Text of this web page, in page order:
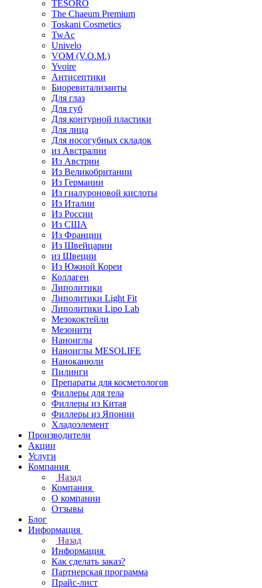
TESORO
The Chaeum Premium
Toskani Cosmetics
TwAc
Univelo
VOM (V.O.M.)
Yvoire
Антисептики
Биоревитализанты
Для глаз
Для губ
Для контурной пластики
Для лица
Для носогубных складок
из Австралии
Из Австрии
Из Великобритании
Из Германии
Из гиалуроновой кислоты
Из Италии
Из России
Из США
Из Франции
Из Швейцарии
из Швеции
Из Южной Кореи
Коллаген
Липолитики
Липолитики Light Fit
Липолитики Lipo Lab
Мезококтейли
Мезонити
Наноиглы
Наноиглы MESOLIFE
Наноканюли
Пилинги
Препараты для косметологов
Филлеры для тела
Филлеры из Китая
Филлеры из Японии
Хладоэлемент
Производители
Акции
Услуги
Компания
Назад
Компания
О компании
Отзывы
Блог
Информация
Назад
Информация
Как сделать заказ?
Партнерская программа
Прайс-лист